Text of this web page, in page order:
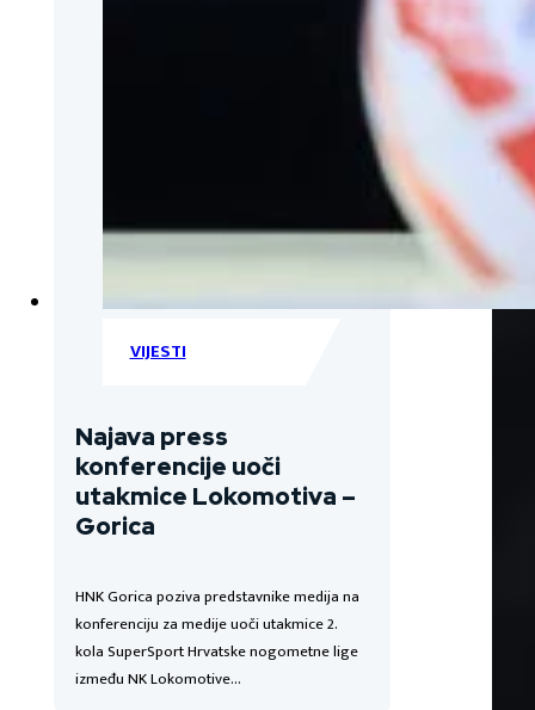
VIJESTI
Najava press
konferencije uoči
utakmice Lokomotiva –
Gorica
HNK Gorica poziva predstavnike medija na
konferenciju za medije uoči utakmice 2.
kola SuperSport Hrvatske nogometne lige
između NK Lokomotive…